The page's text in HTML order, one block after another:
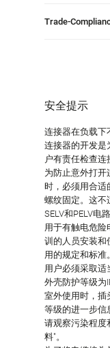
Trade-
安全提示
连接器在负载下
连接器的开发是
户有责任检查连
为防止意外打开
时，必须用合适
螺纹固定。这不
SELV和PELV电
用于有触电危
训的人员安装和
用的规定和标准。
用户必须采取
外壳防护等级为
室外使用时，插
等级的进一步信
请观察污染程度
料"。